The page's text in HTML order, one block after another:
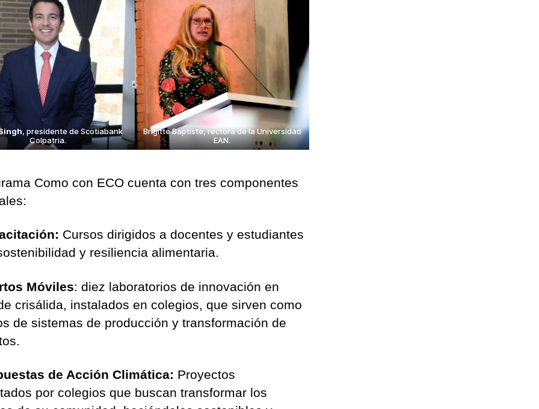
, presidente de Scotiabank
Colpatria.
Brigitte Baptiste, rectora de la Universidad
EAN.
Como con ECO cuenta con tres componentes
Cursos dirigidos a docentes y estudiantes
y resiliencia alimentaria.
Móviles: diez laboratorios de innovación en
crisálida, instalados en colegios, que sirven como
de sistemas de producción y transformación de
de Acción Climática: Proyectos
por colegios que buscan transformar los